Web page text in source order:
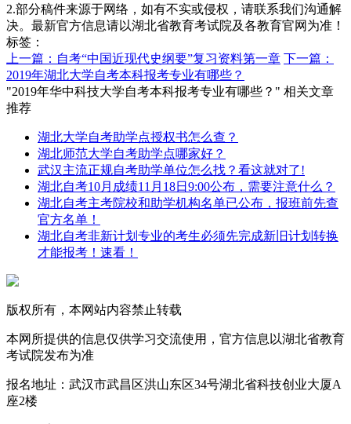
2.部分稿件来源于网络，如有不实或侵权，请联系我们沟通解
决。最新官方信息请以湖北省教育考试院及各教育官网为准！
标签：
上一篇：自考“中国近现代史纲要”复习资料第一章 下一篇：
2019年湖北大学自考本科报考专业有哪些？
"2019年华中科技大学自考本科报考专业有哪些？" 相关文章
推荐
湖北大学自考助学点授权书怎么查？
湖北师范大学自考助学点哪家好？
武汉主流正规自考助学单位怎么找？看这就对了!
湖北自考10月成绩11月18日9:00公布，需要注意什么？
湖北自考主考院校和助学机构名单已公布，报班前先查
官方名单！
湖北自考非新计划专业的考生必须先完成新旧计划转换
才能报考！速看！
版权所有，本网站内容禁止转载
本网所提供的信息仅供学习交流使用，官方信息以湖北省教育
考试院发布为准
报名地址：武汉市武昌区洪山东区34号湖北省科技创业大厦A
座2楼